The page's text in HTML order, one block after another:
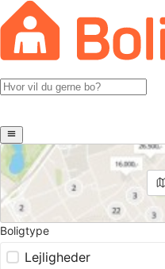
Boligtype
Lejligheder